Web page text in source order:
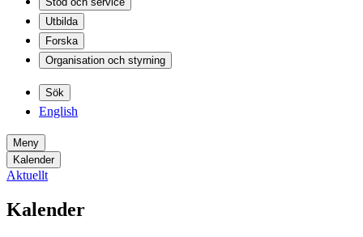
Utbilda
Forska
Organisation och styrning
Sök
English
Meny
Kalender
Aktuellt
Kalender